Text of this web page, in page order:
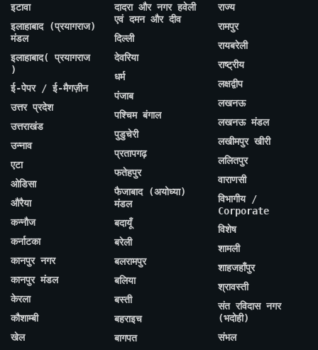
इटावा
इलाहाबाद (प्रयागराज)
मंडल
इलाहाबाद( प्रयागराज
)
ई-पेपर / ई-मैगज़ीन
उत्तर प्रदेश
उत्तराखंड
उन्नाव
एटा
ओडिसा
औरैया
कन्नौज
कर्नाटका
कानपुर नगर
कानपुर मंडल
केरला
कौशाम्बी
खेल
दादरा और नगर हवेली
एवं दमन और दीव
दिल्ली
देवरिया
धर्म
पंजाब
पश्चिम बंगाल
पुडुचेरी
प्रतापगढ़
फतेहपुर
फैजाबाद (अयोध्या)
मंडल
बदायूँ
बरेली
बलरामपुर
बलिया
बस्ती
बहराइच
बागपत
राज्य
रामपुर
रायबरेली
राष्ट्रीय
लक्षद्वीप
लखनऊ
लखनऊ मंडल
लखीमपुर खीरी
ललितपुर
वाराणसी
विभागीय /
Corporate
विशेष
शामली
शाहजहाँपुर
श्रावस्ती
संत रविदास नगर
(भदोही)
संभल